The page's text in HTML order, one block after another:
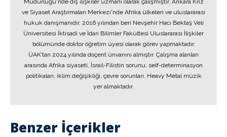
Müdürlüğü'nde dış ilişkiler uzmanı olarak çalışmıştır. Ankara Kriz
ve Siyaset Araştırmaları Merkezi'nde Afrika ülkeleri ve uluslararası
hukuk danışmanıdır. 2016 yılından beri Nevşehir Hacı Bektaş Veli
Üniversitesi İktisadi ve İdari Bilimler Fakültesi Uluslararası İlişkiler
bölümünde doktor öğretim üyesi olarak görev yapmaktadır.
ÜAK’tan 2024 yılında doçent ünvanını almıştır. Çalışma alanları
arasında Afrika siyaseti, İsrail-Filistin sorunu, self-determinasyon
politikaları, iklim değişikliği, çevre sorunları, Heavy Metal müzik
yer almaktadır.
Benzer İçerikler